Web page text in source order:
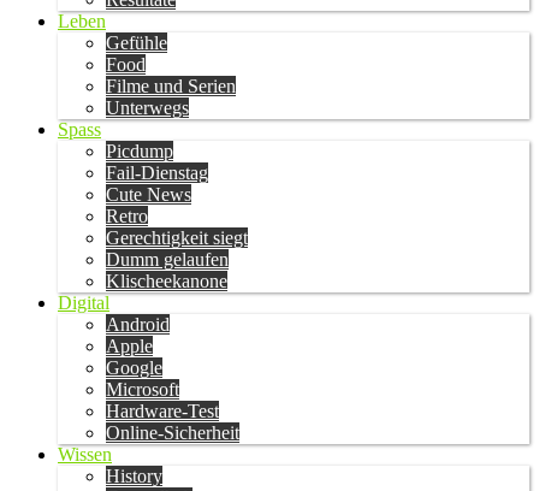
Leben
Gefühle
Food
Filme und Serien
Unterwegs
Spass
Picdump
Fail-Dienstag
Cute News
Retro
Gerechtigkeit siegt
Dumm gelaufen
Klischeekanone
Digital
Android
Apple
Google
Microsoft
Hardware-Test
Online-Sicherheit
Wissen
History